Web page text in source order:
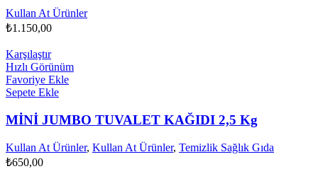
Kullan At Ürünler
₺1.150,00
Karşılaştır
Hızlı Görünüm
Favoriye Ekle
Sepete Ekle
MİNİ JUMBO TUVALET KAĞIDI 2,5 Kg
Kullan At Ürünler, Kullan At Ürünler, Temizlik Sağlık Gıda
₺650,00